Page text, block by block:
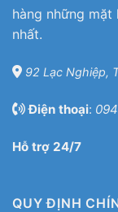
hàng những
nhất.
92 Lạc Nghiệp,
Điện thoại:
Hỗ trợ 24/7
QUY ĐỊNH